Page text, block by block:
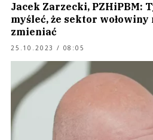
Jacek Zarzecki, PZHiPBM:
myśleć, że sektor wołowiny
zmieniać
25.10.2023 / 08:05